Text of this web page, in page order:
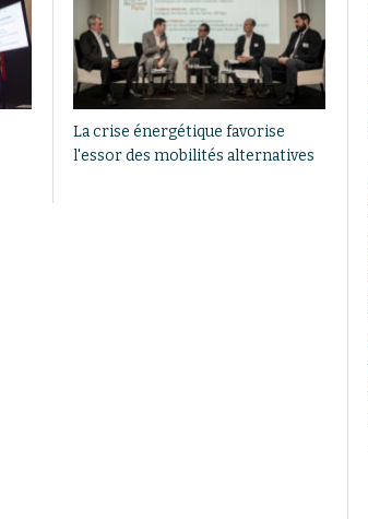
La crise énergétique favorise
l'essor des mobilités alternatives